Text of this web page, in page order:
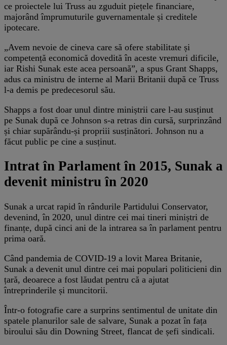
ce proiectele lui Truss au zguduit piețele financiare,
majorând împrumuturile guvernamentale și creditele
ipotecare.
„Avem nevoie de cineva care să ofere stabilitate și
competență economică dovedită în aceste vremuri dificile,
iar Rishi Sunak este acea persoană”, a spus Grant Shapps,
adus ca ministru de interne al Marii Britanii după ce Truss
l-a demis pe predecesorul său.
Shapps a fost doar unul dintre miniștrii care l-au susținut
pe Sunak după ce Johnson s-a retras din cursă, surprinzând
și chiar supărându-și propriii susținători. Johnson nu a
făcut public pe cine a susținut.
Intrat în Parlament în 2015, Sunak a
devenit ministru în 2020
Sunak a urcat rapid în rândurile Partidului Conservator,
devenind, în 2020, unul dintre cei mai tineri miniștri de
finanțe, după cinci ani de la intrarea sa în parlament pentru
prima oară.
Când pandemia de COVID-19 a lovit Marea Britanie,
Sunak a devenit unul dintre cei mai populari politicieni din
țară, deoarece a fost lăudat pentru că a ajutat
întreprinderile și muncitorii.
Într-o fotografie care a surprins sentimentul de unitate din
spatele planurilor sale de salvare, Sunak a pozat în fața
biroului său din Downing Street, flancat de șefi sindicali.